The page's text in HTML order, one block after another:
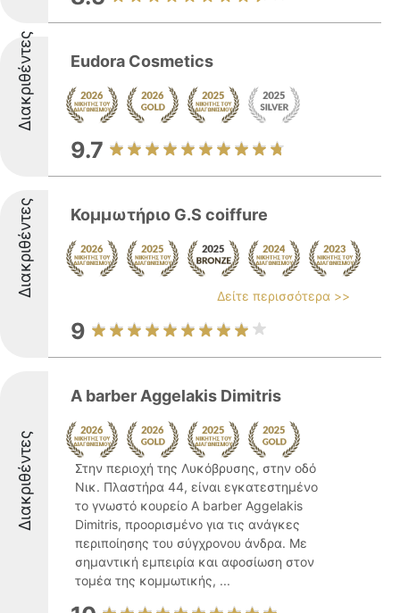
Διακριθέντες Eudora Cosmetics
9.7
Διακριθέντες Κομμωτήριο G.S coiffure
Δείτε περισσότερα >>
9
Διακριθέντες
A barber Aggelakis Dimitris
Στην περιοχή της Λυκόβρυσης, στην οδό
Νικ. Πλαστήρα 44, είναι εγκατεστημένο
το γνωστό κουρείο A barber Aggelakis
Dimitris, προορισμένο για τις ανάγκες
περιποίησης του σύγχρονου άνδρα. Με
σημαντική εμπειρία και αφοσίωση στον
τομέα της κομμωτικής, ...